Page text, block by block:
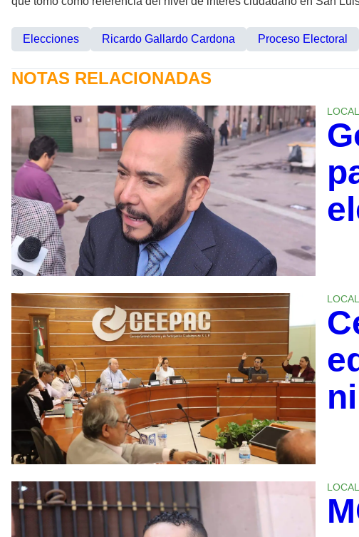
Elecciones Ricardo Gallardo Cardona Proceso Electoral
NOTAS RELACIONADAS
LOCAL
LOCAL
LOCAL